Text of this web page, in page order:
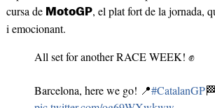
cursa de MotoGP, el plat fort de la jornada,
i emocionant.
All set for another RACE WEEK! ✊
Barcelona, here we go! 📍#CatalanGP